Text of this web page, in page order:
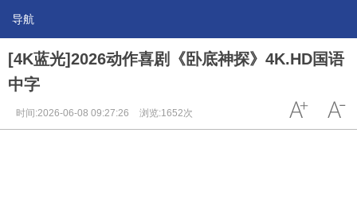
导航
[4K蓝光]2026动作喜剧《卧底神探》4K.HD国语
中字
时间:2026-06-08 09:27:26 浏览:1652次